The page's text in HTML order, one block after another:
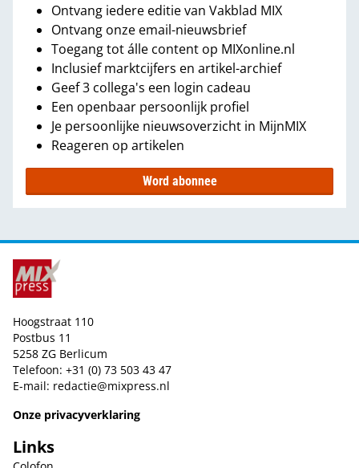
Ontvang iedere editie van Vakblad MIX
Ontvang onze email-nieuwsbrief
Toegang tot álle content op MIXonline.nl
Inclusief marktcijfers en artikel-archief
Geef 3 collega's een login cadeau
Een openbaar persoonlijk profiel
Je persoonlijke nieuwsoverzicht in MijnMIX
Reageren op artikelen
Word abonnee
Hoogstraat 110
Postbus 11
5258 ZG Berlicum
Telefoon: +31 (0) 73 503 43 47
E-mail: redactie@mixpress.nl
Onze privacyverklaring
Links